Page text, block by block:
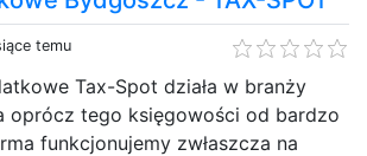
temu
Tax-Spot działa w branży
oprócz tego księgowości od bardzo
funkcjonujemy zwłaszcza na